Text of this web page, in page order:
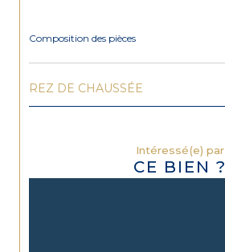
Composition des pièces
REZ DE CHAUSSÉE
Intéressé(e) par
CE BIEN ?